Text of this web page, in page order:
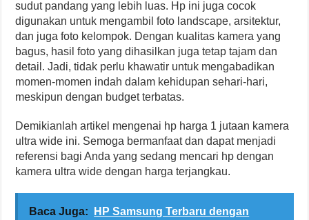
sudut pandang yang lebih luas. Hp ini juga cocok
digunakan untuk mengambil foto landscape, arsitektur,
dan juga foto kelompok. Dengan kualitas kamera yang
bagus, hasil foto yang dihasilkan juga tetap tajam dan
detail. Jadi, tidak perlu khawatir untuk mengabadikan
momen-momen indah dalam kehidupan sehari-hari,
meskipun dengan budget terbatas.
Demikianlah artikel mengenai hp harga 1 jutaan kamera
ultra wide ini. Semoga bermanfaat dan dapat menjadi
referensi bagi Anda yang sedang mencari hp dengan
kamera ultra wide dengan harga terjangkau.
Baca Juga:
HP Samsung Terbaru dengan